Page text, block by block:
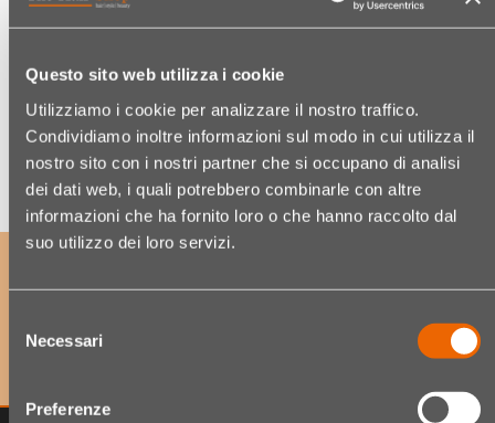
Questo sito web utilizza i cookie
Utilizziamo i cookie per analizzare il nostro traffico.
Condividiamo inoltre informazioni sul modo in cui utilizza il
nostro sito con i nostri partner che si occupano di analisi
dei dati web, i quali potrebbero combinarle con altre
informazioni che ha fornito loro o che hanno raccolto dal
suo utilizzo dei loro servizi.
delNecessari
Preferenze
€ 9,49
(€ 1,90/100 ML)
um exklusive Angebote sowie Neuheiten als Erster zu